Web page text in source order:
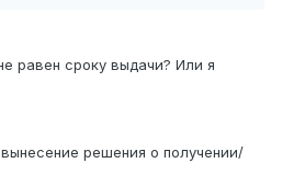
равен сроку выдачи? Или я
решения о получении/